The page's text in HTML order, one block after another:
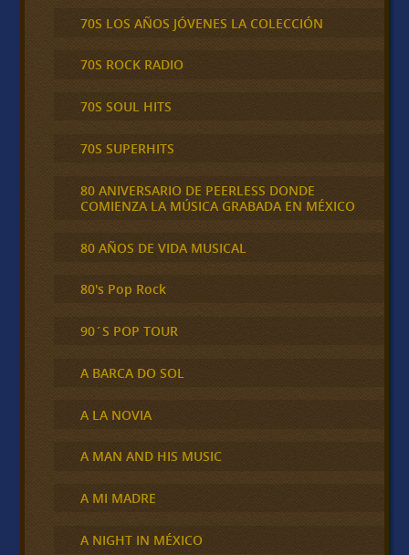
70S LOS AÑOS JÓVENES LA COLECCIÓN
70S ROCK RADIO
70S SOUL HITS
70S SUPERHITS
80 ANIVERSARIO DE PEERLESS DONDE
COMIENZA LA MÚSICA GRABADA EN MÉXICO
80 AÑOS DE VIDA MUSICAL
80's Pop Rock
90´S POP TOUR
A BARCA DO SOL
A LA NOVIA
A MAN AND HIS MUSIC
A MI MADRE
A NIGHT IN MÉXICO